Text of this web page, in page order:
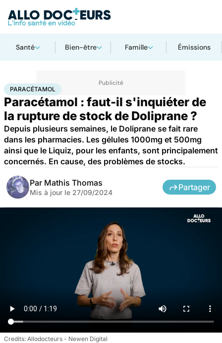
Santé Bien-être Famille Émissions
AccueilSantéMédicaments Paracétamol
PARACÉTAMOL
Paracétamol : faut-il s'inquiéter de
la rupture de stock de Doliprane ?
Depuis plusieurs semaines, le Doliprane se fait rare
dans les pharmacies. Les gélules 1000mg et 500mg
ainsi que le Liquiz, pour les enfants, sont principalement
concernés. En cause, des problèmes de stocks.
Par Mathis Thomas
Mis à jour le 27/09/2024
Partager
Allodocteurs - Newen Digital